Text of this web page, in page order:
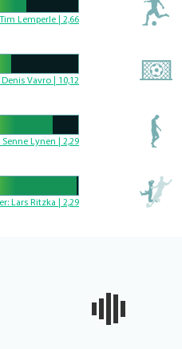
Tim Lemperle | 2,66
Denis Vavro | 10,12
Senne Lynen | 2,29
Lars Ritzka | 2,29